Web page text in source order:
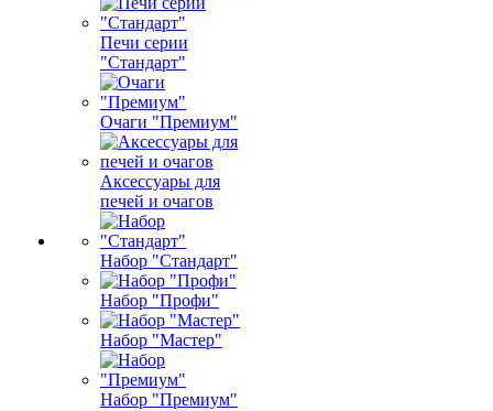
Печи серии
"Стандарт"
Очаги "Премиум"
Аксессуары для
печей и очагов
Набор "Стандарт"
Набор "Профи"
Набор "Мастер"
Набор "Премиум"